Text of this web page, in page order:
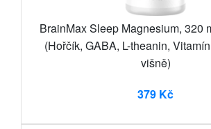
BrainMax Sleep Magnesium, 320
(Hořčík, GABA, L-theanin,
višně)
379 Kč